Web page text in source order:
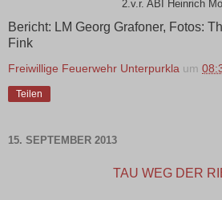
2.v.r. ABI Heinrich
Bericht: LM Georg Grafoner, Fotos:
Fink
Freiwillige Feuerwehr Unterpurkla um
Teilen
15. SEPTEMBER 2013
TAU WEG DER